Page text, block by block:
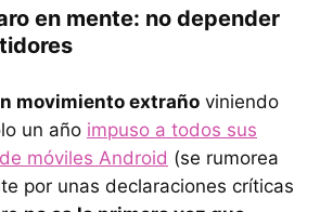
en mente: no depender
movimiento extraño viniendo
un año impuso a todos sus
móviles Android (se rumorea
por unas declaraciones críticas